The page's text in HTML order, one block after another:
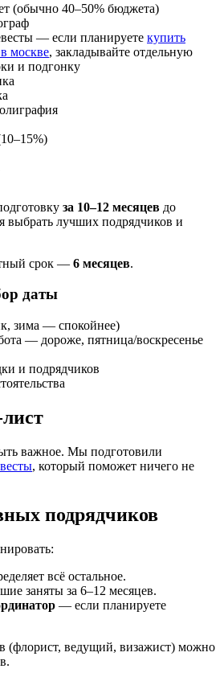
(обычно 40–50% бюджета)
— если планируете купить
москве, закладывайте отдельную
и подгонку
за 10–12 месяцев до
выбрать лучших подрядчиков и
срок — 6 месяцев.
даты
зима — спокойнее)
— дороже, пятница/воскресенье
и подрядчиков
важное. Мы подготовили
, который поможет ничего не
подрядчиков
всё остальное.
заняты за 6–12 месяцев.
— если планируете
(флорист, ведущий, визажист) можно